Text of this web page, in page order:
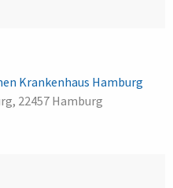
Krankenhaus Hamburg
22457 Hamburg